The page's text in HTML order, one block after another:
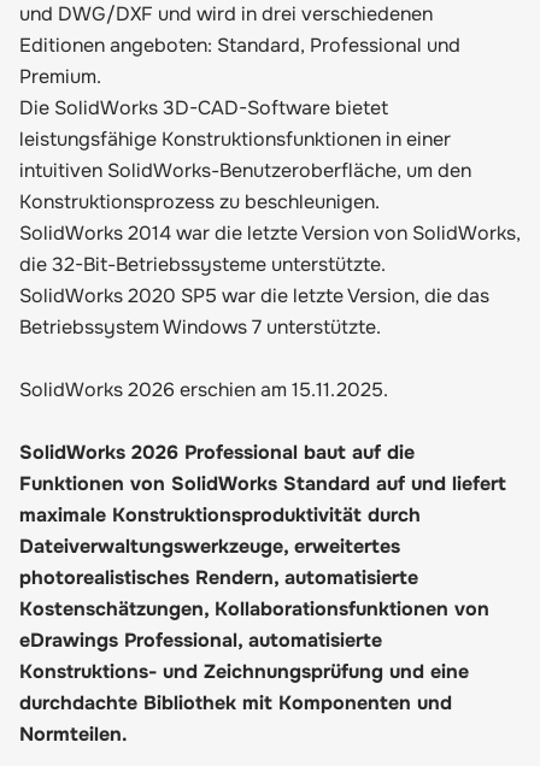
und DWG/DXF und wird in drei verschiedenen
Editionen angeboten: Standard, Professional und
Premium.
Die SolidWorks 3D-CAD-Software bietet
leistungsfähige Konstruktionsfunktionen in einer
intuitiven SolidWorks-Benutzeroberfläche, um den
Konstruktionsprozess zu beschleunigen.
SolidWorks 2014 war die letzte Version von SolidWorks,
die 32-Bit-Betriebssysteme unterstützte.
SolidWorks 2020 SP5 war die letzte Version, die das
Betriebssystem Windows 7 unterstützte.
SolidWorks 2026 erschien am 15.11.2025.
SolidWorks 2026 Professional baut auf die
Funktionen von SolidWorks Standard auf und liefert
maximale Konstruktionsproduktivität durch
Dateiverwaltungswerkzeuge, erweitertes
photorealistisches Rendern, automatisierte
Kostenschätzungen, Kollaborationsfunktionen von
eDrawings Professional, automatisierte
Konstruktions- und Zeichnungsprüfung und eine
durchdachte Bibliothek mit Komponenten und
Normteilen.